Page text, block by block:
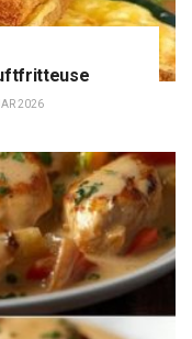
2026